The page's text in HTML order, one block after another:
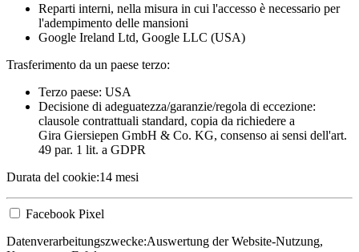
Reparti interni, nella misura in cui l'accesso è necessario per
l'adempimento delle mansioni
Google Ireland Ltd, Google LLC (USA)
Trasferimento da un paese terzo:
Terzo paese: USA
Decisione di adeguatezza/garanzie/regola di eccezione:
clausole contrattuali standard, copia da richiedere a
Gira Giersiepen GmbH & Co. KG, consenso ai sensi dell'art.
49 par. 1 lit. a GDPR
Durata del cookie:14 mesi
Facebook Pixel
Datenverarbeitungszwecke:Auswertung der Website-Nutzung,